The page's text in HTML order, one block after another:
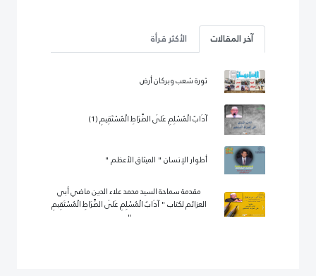
آخر المقالات الأكثر قرأة
ثورة شعب وبركان أرض
آدَابُ الْمُسْلِمِ عَلَى الصِّرَاطِ الْمُسْتَقِيمِ (1)
أطوار الإنسان " الميثاق الأعظم "
مقدمة سماحة السيد محمد علاء الدين ماضي أبي
العزائم لكتاب " آدَابُ الْمُسْلِمِ عَلَى الصِّرَاطِ الْمُسْتَقِيمِ
"